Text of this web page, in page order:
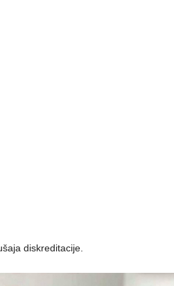
diskreditacije.